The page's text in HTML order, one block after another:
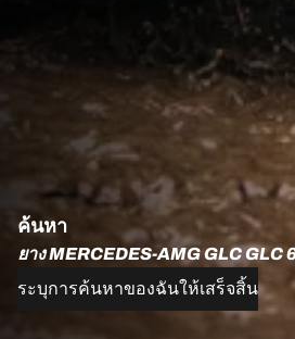
ค้นหา
ยาง MERCEDES-AMG GLC GLC
ระบุการค้นหาของฉันให้เสร็จสิ้น